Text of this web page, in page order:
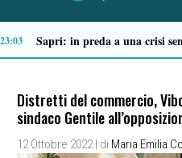
mestieri, bestiame e la musica della Bandabardò 14:49
Distretti del commercio,
sindaco Gentile
12 Ottobre 2022 | di Maria Emilia